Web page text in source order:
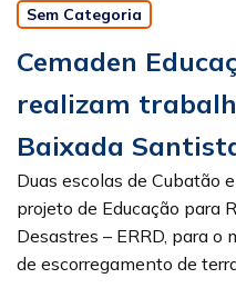
Sem Categoria
Cemaden
realizam
Baixada
Duas escolas de Cubatão
projeto de Educação para
Desastres – ERRD, para
de escorregamento de